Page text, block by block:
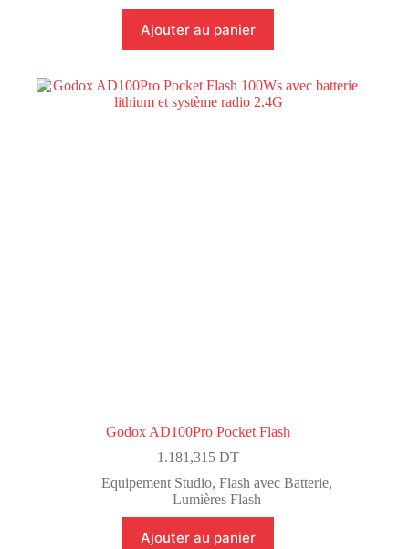
Ajouter au panier
Godox AD100Pro Pocket Flash
1.181,315DT
Equipement Studio, Flash avec Batterie,
Lumières Flash
Ajouter au panier